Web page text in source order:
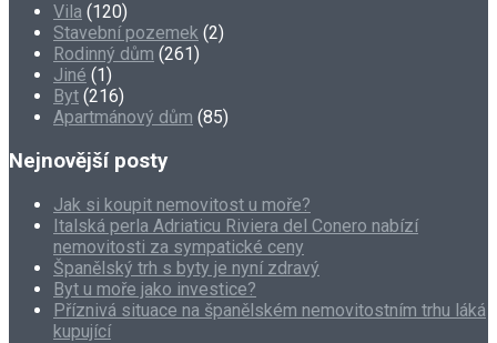
Vila (120)
Stavební pozemek (2)
Rodinný dům (261)
Jiné (1)
Byt (216)
Apartmánový dům (85)
Nejnovější posty
Jak si koupit nemovitost u moře?
Italská perla Adriaticu Riviera del Conero nabízí
nemovitosti za sympatické ceny
Španělský trh s byty je nyní zdravý
Byt u moře jako investice?
Příznivá situace na španělském nemovitostním trhu láká
kupující